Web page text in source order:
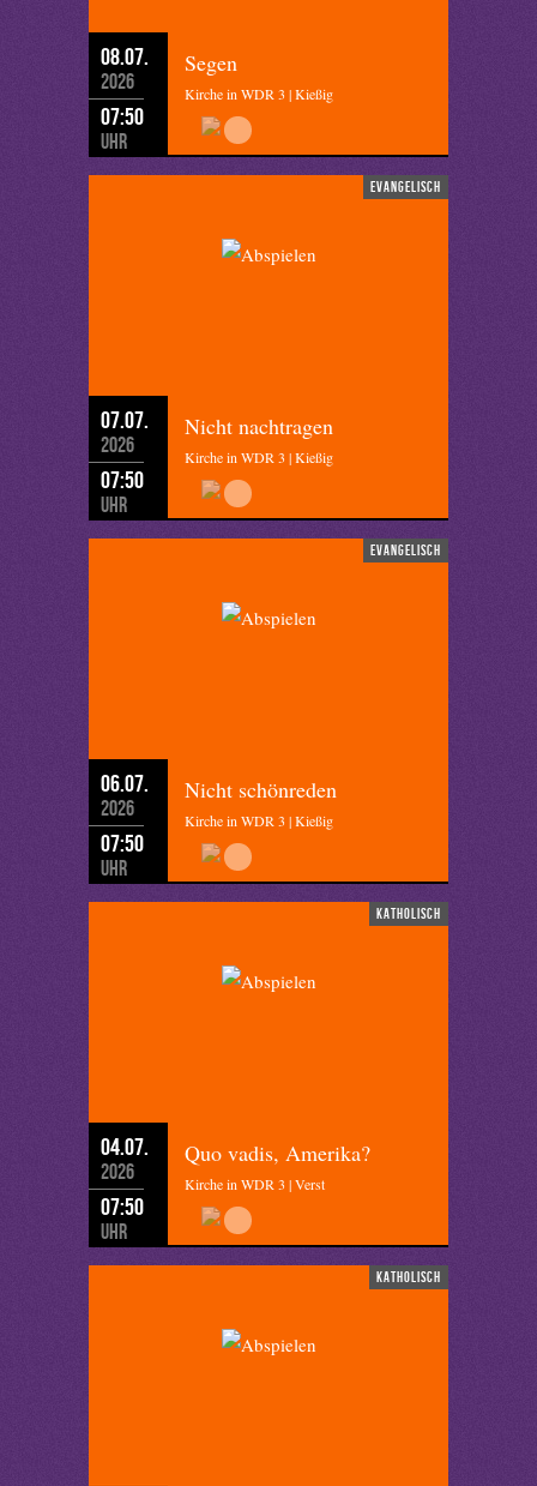
08.07.
2026
07:50
Uhr
Segen
Kirche in WDR 3 | Kießig
evangelisch
07.07.
2026
07:50
Uhr
Nicht nachtragen
Kirche in WDR 3 | Kießig
evangelisch
06.07.
2026
07:50
Uhr
Nicht schönreden
Kirche in WDR 3 | Kießig
katholisch
04.07.
2026
07:50
Uhr
Quo vadis, Amerika?
Kirche in WDR 3 | Verst
katholisch